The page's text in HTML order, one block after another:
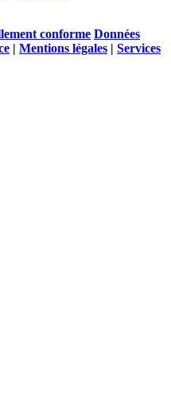
conforme Données
| Mentions légales | Services